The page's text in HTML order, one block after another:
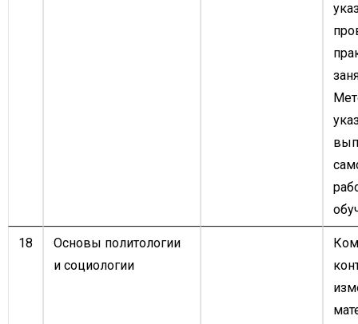
18
Основы политологии
и социологии